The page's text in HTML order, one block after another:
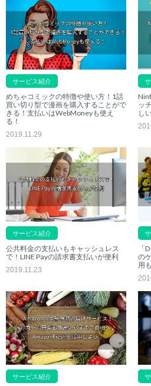
サービス紹介
めちゃコミックの特徴や使い方！1話
買い切り型で漫画を購入することがで
きる！支払いはWebMoneyも使え
る！
2019.11.29
ッ
し
サービス紹介
公共料金の支払いもキャッシュレス
で！LINE Payの請求書支払いが便利
2019.11.23
「
の
用
サービス紹介